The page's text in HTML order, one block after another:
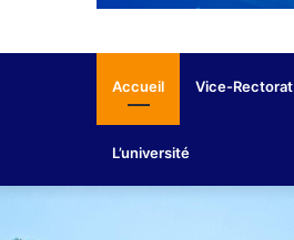
Accueil Vice-Rectorat
L’université